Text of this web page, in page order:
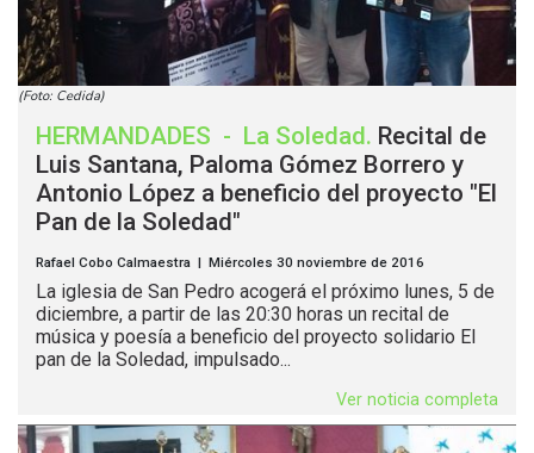
(Foto: Cedida)
HERMANDADES - La Soledad. Recital de
Luis Santana, Paloma Gómez Borrero y
Antonio López a beneficio del proyecto "El
Pan de la Soledad"
Rafael Cobo Calmaestra | Miércoles 30 noviembre de 2016
La iglesia de San Pedro acogerá el próximo lunes, 5 de
diciembre, a partir de las 20:30 horas un recital de
música y poesía a beneficio del proyecto solidario El
pan de la Soledad, impulsado...
Ver noticia completa